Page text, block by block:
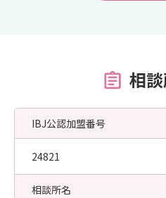
相
IBJ公認加盟番号
24821
相談所名